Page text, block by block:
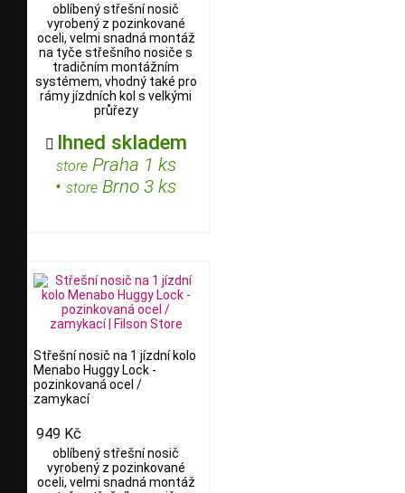
oblíbený střešní nosič
vyrobený z pozinkované
oceli, velmi snadná montáž
na tyče střešního nosiče s
tradičním montážním
systémem, vhodný také pro
rámy jízdních kol s velkými
průřezy
 Ihned skladem
storePraha 1 ks
• store Brno 3 ks
Střešní nosič na 1 jízdní kolo
Menabo Huggy Lock -
pozinkovaná ocel /
zamykací
949 Kč
oblíbený střešní nosič
vyrobený z pozinkované
oceli, velmi snadná montáž